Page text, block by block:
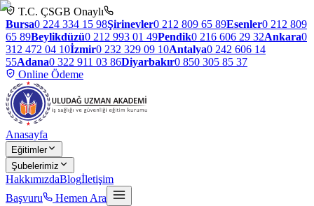
T.C. ÇSGB Onaylı
Bursa0 224 334 15 98Şirinevler0 212 809 65 89Esenler0 212 809
65 89Beylikdüzü0 212 993 01 49Pendik0 216 606 29 32Ankara0
312 472 04 10İzmir0 232 329 09 10Antalya0 242 606 14
55Adana0 322 911 03 86Diyarbakır0 850 305 85 37
Online Ödeme
Anasayfa
Eğitimler
Şubelerimiz
HakkımızdaBlogİletişim
Başvuru
Hemen Ara